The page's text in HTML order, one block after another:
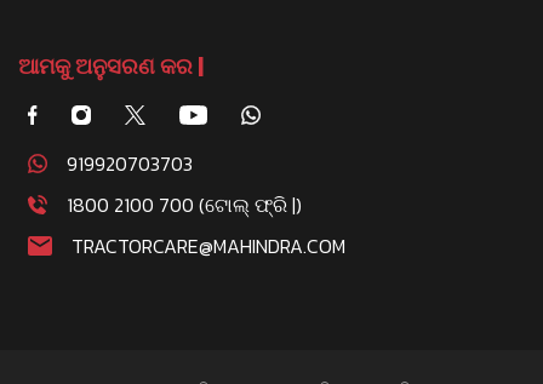
ଆମକୁ ଅନୁସରଣ କର |
919920703703
1800 2100 700 (ଟୋଲ୍ ଫ୍ରି |)
TRACTORCARE@MAHINDRA.COM